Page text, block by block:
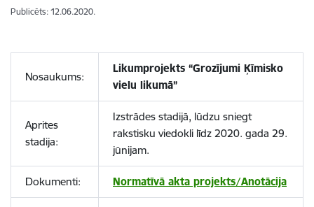
Publicēts: 12.06.2020.
Nosaukums:
Likumprojekts “Grozījumi Ķīmisko
vielu likumā”
Aprites
stadija:
Izstrādes stadijā, lūdzu sniegt
rakstisku viedokli līdz 2020. gada 29.
jūnijam.
Dokumenti: Normatīvā akta projekts/Anotācija